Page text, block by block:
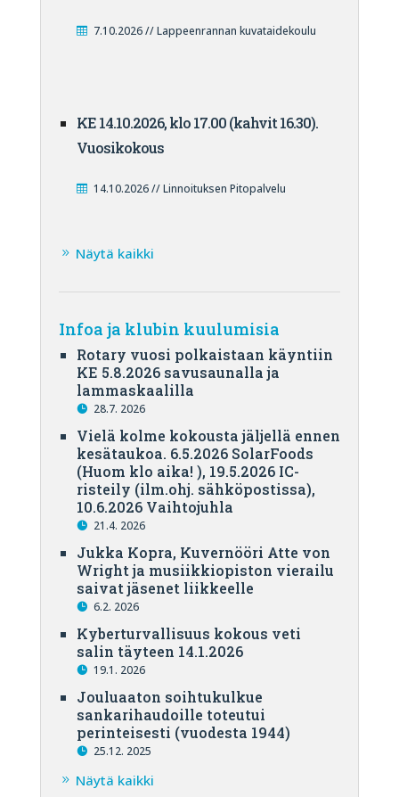
7.10.2026 // Lappeenrannan kuvataidekoulu
KE 14.10.2026, klo 17.00 (kahvit 16.30).
Vuosikokous
14.10.2026 // Linnoituksen Pitopalvelu
Näytä kaikki
Infoa ja klubin kuulumisia
Rotary vuosi polkaistaan käyntiin
KE 5.8.2026 savusaunalla ja
lammaskaalilla
28.7. 2026
Vielä kolme kokousta jäljellä ennen
kesätaukoa. 6.5.2026 SolarFoods
(Huom klo aika! ), 19.5.2026 IC-
risteily (ilm.ohj. sähköpostissa),
10.6.2026 Vaihtojuhla
21.4. 2026
Jukka Kopra, Kuvernööri Atte von
Wright ja musiikkiopiston vierailu
saivat jäsenet liikkeelle
6.2. 2026
Kyberturvallisuus kokous veti
salin täyteen 14.1.2026
19.1. 2026
Jouluaaton soihtukulkue
sankarihaudoille toteutui
perinteisesti (vuodesta 1944)
25.12. 2025
Näytä kaikki